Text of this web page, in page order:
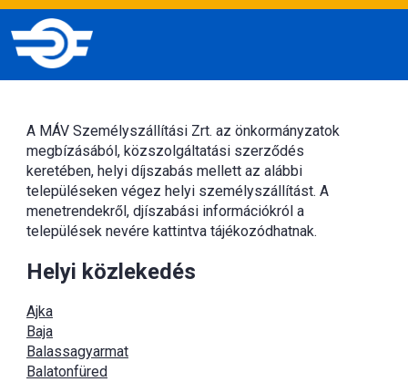
A MÁV Személyszállítási Zrt. az önkormányzatok
megbízásából, közszolgáltatási szerződés
keretében, helyi díjszabás mellett az alábbi
településeken végez helyi személyszállítást. A
menetrendekről, djíszabási információkról a
települések nevére kattintva tájékozódhatnak.
Helyi közlekedés
Ajka
Baja
Balassagyarmat
Balatonfüred